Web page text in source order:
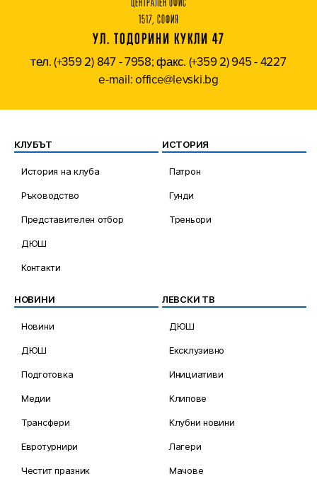
1517, СОФИЯ
УЛ. ТОДОРИНИ КУКЛИ 47
тел. (+359 2) 847 - 7958; факс. (+359 2) 945 - 4227
e-mail: office@levski.bg
КЛУБЪТ
История на клуба
Ръководство
Представителен отбор
ДЮШ
Контакти
ИСТОРИЯ
Патрон
Гунди
Треньори
НОВИНИ
Новини
ДЮШ
Подготовка
Медии
Трансфери
Евротурнири
Честит празник
ЛЕВСКИ ТВ
ДЮШ
Ексклузивно
Инициативи
Клипове
Клубни новини
Лагери
Мачове